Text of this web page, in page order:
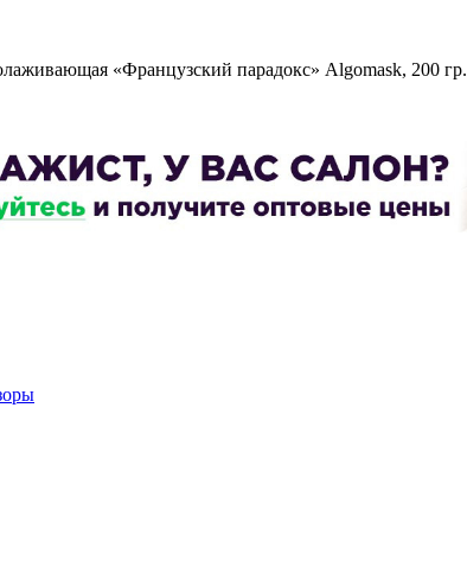
«Французский парадокс» Algomask, 200 гр.